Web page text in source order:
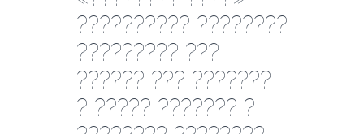
?????????? ????????
????????? ???
?????? ??? ???????
? ????? ??????? ?